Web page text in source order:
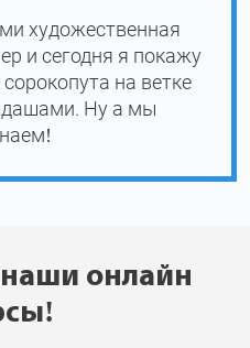
художественная
и сегодня я покажу
на ветке
Ну а мы
онлайн